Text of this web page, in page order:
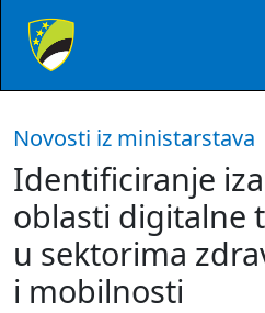
Novosti iz ministarstava
Identificiranje
oblasti digitalne
u sektorima
i mobilnosti